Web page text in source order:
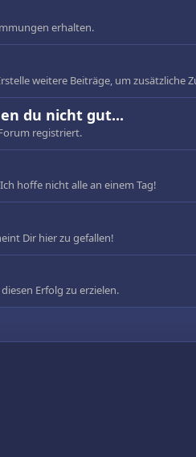
erhalten.
weitere Beiträge, um zusätzliche
du nicht gut...
registriert.
hoffe nicht alle an einem Tag!
Dir hier zu gefallen!
Erfolg zu erzielen.